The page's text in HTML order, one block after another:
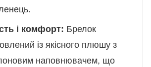
і комфорт: Брелок
із якісного плюшу з
наповнювачем, що